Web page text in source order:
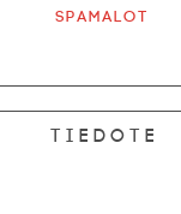
Spamalot
Tiedote